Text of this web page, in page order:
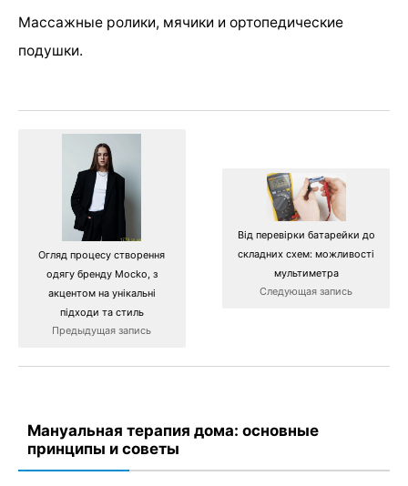
Массажные ролики, мячики и ортопедические
подушки.
Огляд процесу створення
одягу бренду Mocko, з
акцентом на унікальні
підходи та стиль
Предыдущая запись
Від перевірки батарейки до
складних схем: можливості
мультиметра
Следующая запись
Мануальная терапия дома: основные
принципы и советы